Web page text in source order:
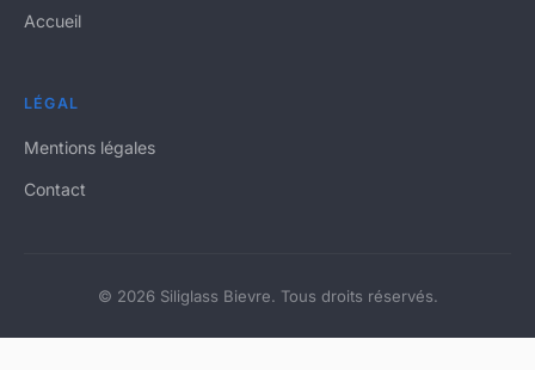
Accueil
LÉGAL
Mentions légales
Contact
© 2026 Siliglass Bievre. Tous droits réservés.